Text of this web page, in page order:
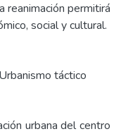
reanimación permitirá
social y cultural.
Urbanismo táctico
urbana del centro